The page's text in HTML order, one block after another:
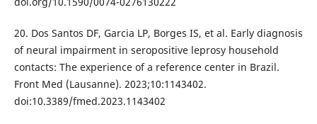
20. Dos Santos DF, Garcia LP, Borges IS, et al. Early diagnosis
of neural impairment in seropositive leprosy household
contacts: The experience of a reference center in Brazil.
Front Med (Lausanne). 2023;10:1143402.
doi:10.3389/fmed.2023.1143402